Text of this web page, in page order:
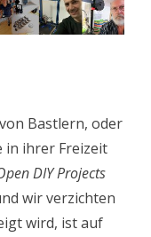
Bastlern, oder
in ihrer Freizeit
DIY Projects
wir verzichten
wird, ist auf